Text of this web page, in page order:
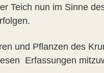
Teich nun im Sinne
und Pflanzen des
Erfassungen